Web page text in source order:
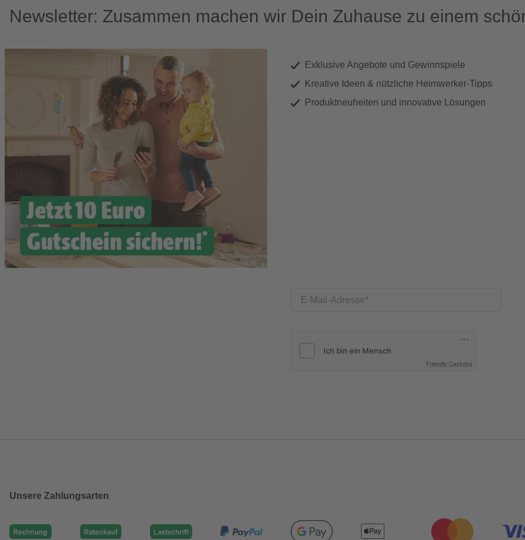
Newsletter: Zusammen machen wir Dein Zuhause zu einem
Exklusive Angebote und Gewinnspiele
Kreative Ideen & nützliche Heimwerker-Tipps
Produktneuheiten und innovative Lösungen
E-Mail-Adresse
Friendly Captcha
Unsere Zahlungsarten